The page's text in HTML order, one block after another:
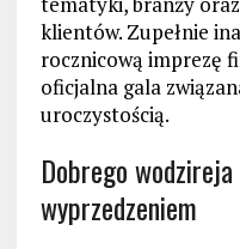
klientów. Zupełnie
rocznicową imprezę
oficjalna gala
uroczystością.
Dobrego
wyprzedzeniem